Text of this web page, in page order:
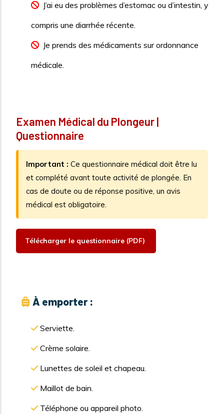
J’ai eu des problèmes d’estomac ou d’intestin, y
compris une diarrhée récente.
Je prends des médicaments sur ordonnance
médicale.
Examen Médical du Plongeur |
Questionnaire
Important : Ce questionnaire médical doit être lu
et complété avant toute activité de plongée. En
cas de doute ou de réponse positive, un avis
médical est obligatoire.
Télécharger le questionnaire (PDF)
À emporter :
Serviette.
Crème solaire.
Lunettes de soleil et chapeau.
Maillot de bain.
Téléphone ou appareil photo.